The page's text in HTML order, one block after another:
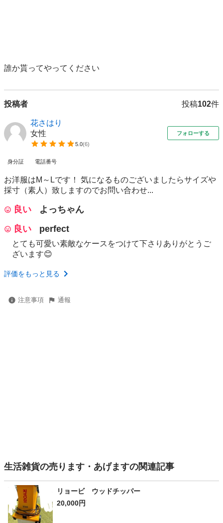
誰か貰ってやってください
投稿者 投稿102件
花さはり
女性
5.0(6)
フォローする
身分証 電話番号
お洋服はM～Lです！ 気になるものございましたらサイズや
採寸（素人）致しますのでお問い合わせ...
良い
よっちゃん
良い
perfect
とても可愛い素敵なケースをつけて下さりありがとうご
ざいます😊
評価をもっと見る
注意事項 通報
生活雑貨の売ります・あげますの関連記事
リョービ ウッドチッパー
20,000円